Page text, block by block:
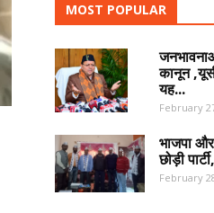
MOST POPULAR
कानून
यह...
February
भाजपा
छोड़ी
February